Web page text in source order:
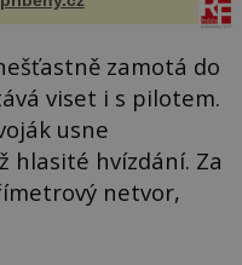
zamotá do
viset i s pilotem.
usne
hlasité hvízdání. Za
netvor,